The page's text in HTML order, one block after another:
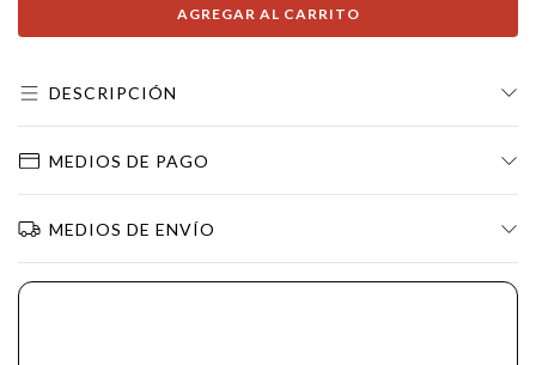
DESCRIPCIÓN
MEDIOS DE PAGO
MEDIOS DE ENVÍO